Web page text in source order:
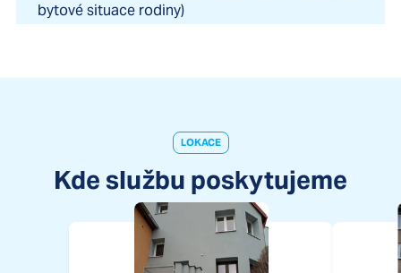
bytové situace rodiny)
LOKACE
Kde službu poskytujeme